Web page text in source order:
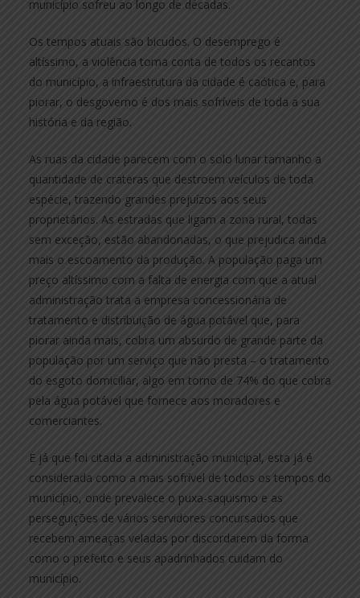
município sofreu ao longo de décadas.
Os tempos atuais são bicudos. O desemprego é
altíssimo, a violência toma conta de todos os recantos
do município, a infraestrutura da cidade é caótica e, para
piorar, o desgoverno é dos mais sofríveis de toda a sua
história e da região.
As ruas da cidade parecem com o solo lunar tamanho a
quantidade de crateras que destroem veículos de toda
espécie, trazendo grandes prejuízos aos seus
proprietários. As estradas que ligam a zona rural, todas
sem exceção, estão abandonadas, o que prejudica ainda
mais o escoamento da produção. A população paga um
preço altíssimo com a falta de energia com que a atual
administração trata a empresa concessionária de
tratamento e distribuição de água potável que, para
piorar ainda mais, cobra um absurdo de grande parte da
população por um serviço que não presta – o tratamento
do esgoto domiciliar, algo em torno de 74% do que cobra
pela água potável que fornece aos moradores e
comerciantes.
E já que foi citada a administração municipal, esta já é
considerada como a mais sofrível de todos os tempos do
município, onde prevalece o puxa-saquismo e as
perseguições de vários servidores concursados que
recebem ameaças veladas por discordarem da forma
como o prefeito e seus apadrinhados cuidam do
município.